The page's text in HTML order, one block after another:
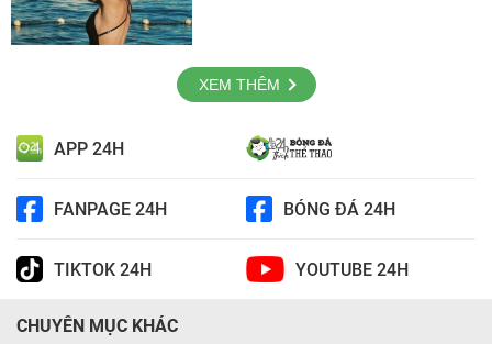
XEM THÊM
APP 24H
FANPAGE 24H BÓNG ĐÁ 24H
TIKTOK 24H YOUTUBE 24H
CHUYÊN MỤC KHÁC